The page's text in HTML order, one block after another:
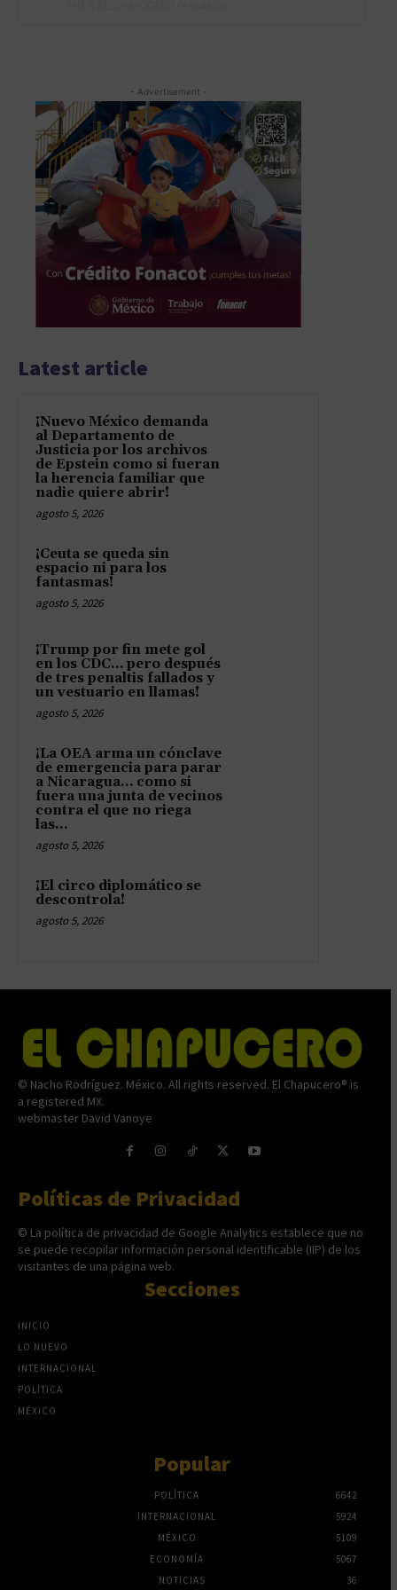
- Advertisement -
Latest article
¡Nuevo México demanda
al Departamento de
Justicia por los archivos
de Epstein como si fueran
la herencia familiar que
nadie quiere abrir!
agosto 5, 2026
¡Ceuta se queda sin
espacio ni para los
fantasmas!
agosto 5, 2026
¡Trump por fin mete gol
en los CDC… pero después
de tres penaltis fallados y
un vestuario en llamas!
agosto 5, 2026
¡La OEA arma un cónclave
de emergencia para parar
a Nicaragua… como si
fuera una junta de vecinos
contra el que no riega
las...
agosto 5, 2026
¡El circo diplomático se
descontrola!
agosto 5, 2026
© Nacho Rodríguez. México. All rights reserved. El Chapucero® is
a registered MX.
webmaster David Vanoye
Políticas de Privacidad
© La política de privacidad de Google Analytics establece que no
se puede recopilar información personal identificable (IIP) de los
visitantes de una página web.
Secciones
INICIO
LO NUEVO
INTERNACIONAL
POLÍTICA
MÉXICO
Popular
POLÍTICA
6642
INTERNACIONAL
5924
MÉXICO
5109
ECONOMÍA
5067
NOTICIAS
36